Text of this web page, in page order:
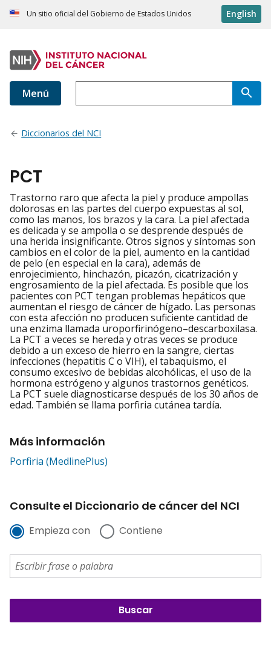
Un sitio oficial del Gobierno de Estados Unidos English
Menú
Diccionarios del NCI
PCT
Trastorno raro que afecta la piel y produce ampollas
dolorosas en las partes del cuerpo expuestas al sol,
como las manos, los brazos y la cara. La piel afectada
es delicada y se ampolla o se desprende después de
una herida insignificante. Otros signos y síntomas son
cambios en el color de la piel, aumento en la cantidad
de pelo (en especial en la cara), además de
enrojecimiento, hinchazón, picazón, cicatrización y
engrosamiento de la piel afectada. Es posible que los
pacientes con PCT tengan problemas hepáticos que
aumentan el riesgo de cáncer de hígado. Las personas
con esta afección no producen suficiente cantidad de
una enzima llamada uroporfirinógeno–descarboxilasa.
La PCT a veces se hereda y otras veces se produce
debido a un exceso de hierro en la sangre, ciertas
infecciones (hepatitis C o VIH), el tabaquismo, el
consumo excesivo de bebidas alcohólicas, el uso de la
hormona estrógeno y algunos trastornos genéticos.
La PCT suele diagnosticarse después de los 30 años de
edad. También se llama porfiria cutánea tardía.
Más información
Porfiria (MedlinePlus)
Consulte el Diccionario de cáncer del NCI
Empieza con Contiene